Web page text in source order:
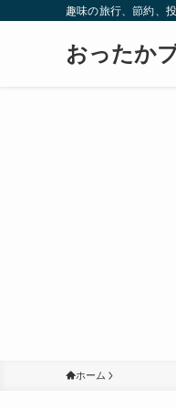
趣味の旅行、節約、
おったか
ホーム